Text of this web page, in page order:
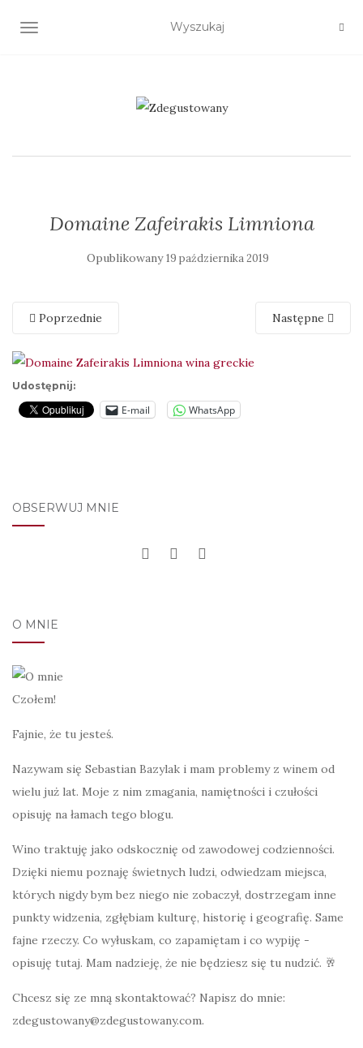
TOGGLE NAVIGATION
Domaine Zafeirakis Limniona
Opublikowany19 października 2019
Poprzednie Następne
Udostępnij:
E-mail WhatsApp
OBSERWUJ MNIE
O MNIE
Czołem!
Fajnie, że tu jesteś.
Nazywam się Sebastian Bazylak i mam problemy z winem od
wielu już lat. Moje z nim zmagania, namiętności i czułości
opisuję na łamach tego blogu.
Wino traktuję jako odskocznię od zawodowej codzienności.
Dzięki niemu poznaję świetnych ludzi, odwiedzam miejsca,
których nigdy bym bez niego nie zobaczył, dostrzegam inne
punkty widzenia, zgłębiam kulturę, historię i geografię. Same
fajne rzeczy. Co wyłuskam, co zapamiętam i co wypiję -
opisuję tutaj. Mam nadzieję, że nie będziesz się tu nudzić. 🥂
Chcesz się ze mną skontaktować? Napisz do mnie:
zdegustowany@zdegustowany.com.